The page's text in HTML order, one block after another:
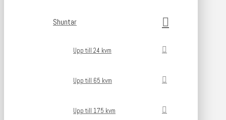
Shuntar
Upp till 24 kvm
Upp till 65 kvm
Upp till 175 kvm